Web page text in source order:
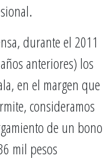
durante el 2011
anteriores) los
en el margen que
consideramos
de un bono
mil pesos